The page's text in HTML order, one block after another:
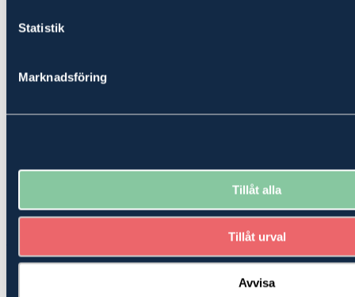
Statistik
Marknadsföring
Tillåt alla
Tillåt urval
Avvisa
Skog
Stort och produktivt skogsinnehav i Malung
MALUNG-SÄLEN JÄGRA 1:6